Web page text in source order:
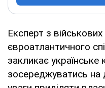
Експерт з
євроатлантичного
закликає українське
зосереджуватись на